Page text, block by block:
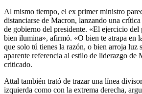
Al mismo tiempo, el ex primer ministro
distanciarse de Macron, lanzando una
de gobierno del presidente. «El ejercicio
bien ilumina», afirmó. «O bien te atrapa en
que solo tú tienes la razón, o bien arroja luz
aparente referencia al estilo de liderazgo de
criticado.
Attal también trató de trazar una línea
izquierda como con la extrema derecha,